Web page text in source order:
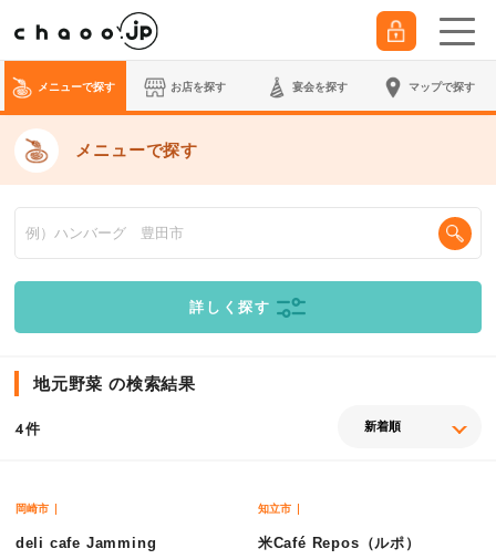
メニューで探す お店を探す 宴会を探す マップで探す
メニューで探す
詳しく探す
地元野菜 の検索結果
4件
岡崎市
deli cafe Jamming
知立市
米Café Repos（ルポ）